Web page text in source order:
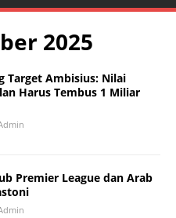
2025
Target Ambisius: Nilai
Harus Tembus 1 Miliar
Premier League dan Arab